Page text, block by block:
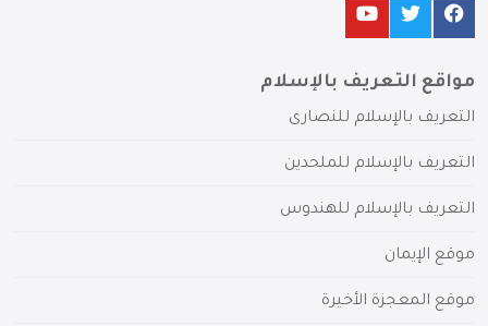
مواقع التعريف بالإسلام
التعريف بالإسلام للنصارى
التعريف بالإسلام للملحدين
التعريف بالإسلام للهندوس
موقع الإيمان
موقع المعجزة الأخيرة